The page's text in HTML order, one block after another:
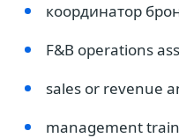
координатор
F&B operations
sales or revenue
management